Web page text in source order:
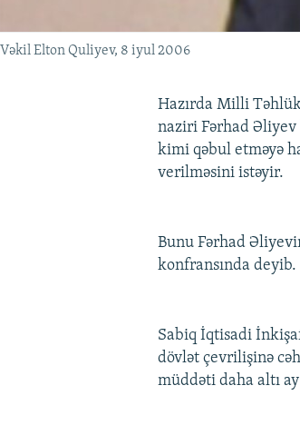
Vəkil Elton Quliyev, 8 iyul 2006
Hazırda Milli
naziri Fərhad Əliyev
kimi qəbul etməyə
verilməsini istəyir.
Bunu Fərhad
konfransında deyib.
Sabiq İqtisadi
dövlət çevrilişinə
müddəti daha altı ay